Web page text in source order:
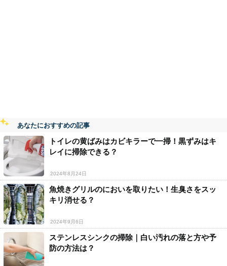
あなたにおすすめの記事
トイレの黄ばみはカビキラーで一掃！黒ずみはキ
レイに掃除できる？
2024年8月24日
魚焼きグリルのにおいを取りたい！生臭さをスッ
キリ消せる？
2024年9月6日
ステンレスシンクの掃除｜白い汚れの落と方や予
防の方法は？